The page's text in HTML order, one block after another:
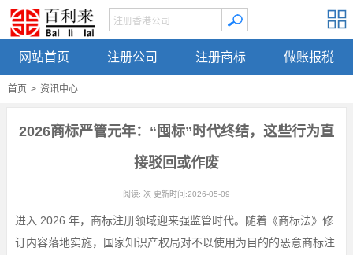
网站首页 注册公司 注册商标 做账报税
首页 > 资讯中心
2026商标严管元年：“囤标”时代终结，这些行为直
接驳回或作废
阅读: 次 更新时间:2026-05-09
进入 2026 年，商标注册领域迎来强监管时代。随着《商标法》修
订内容落地实施，国家知识产权局对不以使用为目的的恶意商标注